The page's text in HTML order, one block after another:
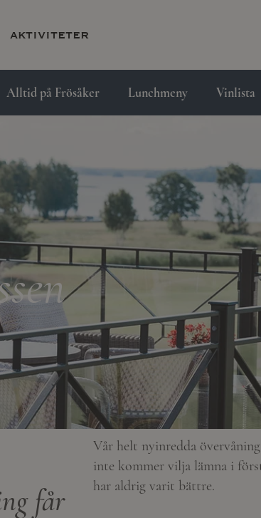
aktiviteter
Alltid på Frösåker Lunchmeny Vinlista
får
Vår helt nyinredda
inte kommer vilja lämna i
har aldrig varit bättre.